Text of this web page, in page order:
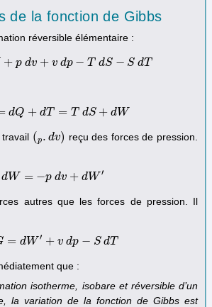
de la fonction de Gibbs
réversible élémentaire :
+ p dv + v dp − T dS − S dT
dU+ p d v+v dp−T dS−S d T
dQ + dT = T dS + dW
dU=dQ+dT=T dS +dW
travail (p. dv)
(p.dv)
reçu des forces de pression.
dW = −p dv + dW ′
d W =−p dv+ dW′
autres que les forces de pression. Il
= dW ′ + v dp − S dT
dG=dW +v d p−S d T
que :
isotherme, isobare et réversible d’un
la variation de la fonction de Gibbs est